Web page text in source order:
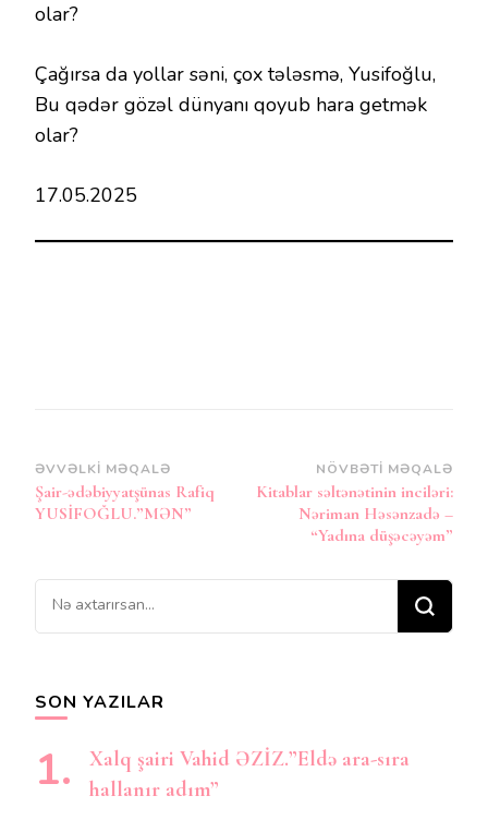
olar?
Çağırsa da yollar səni, çox tələsmə, Yusifoğlu,
Bu qədər gözəl dünyanı qoyub hara getmək
olar?
17.05.2025
Post
Naviqasiya
ƏVVƏLKI MƏQALƏ
Şair-ədəbiyyatşünas Rafiq
YUSİFOĞLU.”MƏN”
NÖVBƏTI MƏQALƏ
Kitablar səltənətinin inciləri:
Nəriman Həsənzadə –
“Yadına düşəcəyəm”
Bir
şey
SON YAZILAR
Xalq şairi Vahid ƏZİZ.”Eldə ara-sıra
hallanır adım”